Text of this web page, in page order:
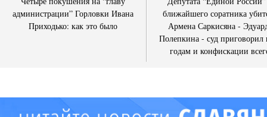
администрации” Горловки Ивана
Приходько: как это было
ближайшего соратника
Армена Саркисяна -
Полепкина - суд приговорил
годам и конфискации